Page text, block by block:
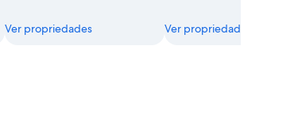
Ver propriedades Ver propriedades